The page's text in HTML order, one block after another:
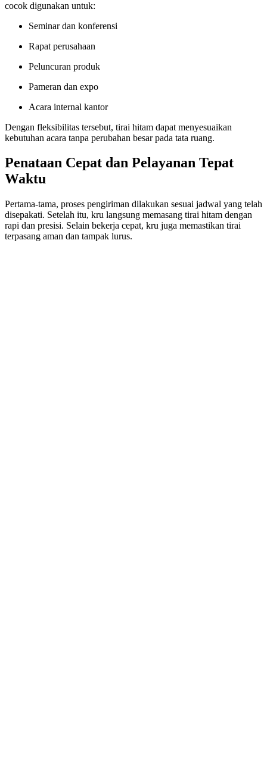
cocok digunakan untuk:
Seminar dan konferensi
Rapat perusahaan
Peluncuran produk
Pameran dan expo
Acara internal kantor
Dengan fleksibilitas tersebut, tirai hitam dapat menyesuaikan
kebutuhan acara tanpa perubahan besar pada tata ruang.
Penataan Cepat dan Pelayanan Tepat
Waktu
Pertama-tama, proses pengiriman dilakukan sesuai jadwal yang telah
disepakati. Setelah itu, kru langsung memasang tirai hitam dengan
rapi dan presisi. Selain bekerja cepat, kru juga memastikan tirai
terpasang aman dan tampak lurus.